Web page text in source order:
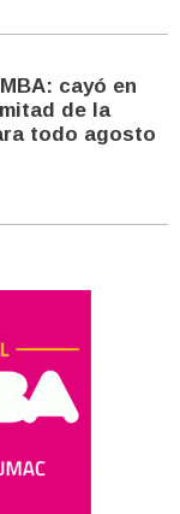
cayó en
de la
todo agosto